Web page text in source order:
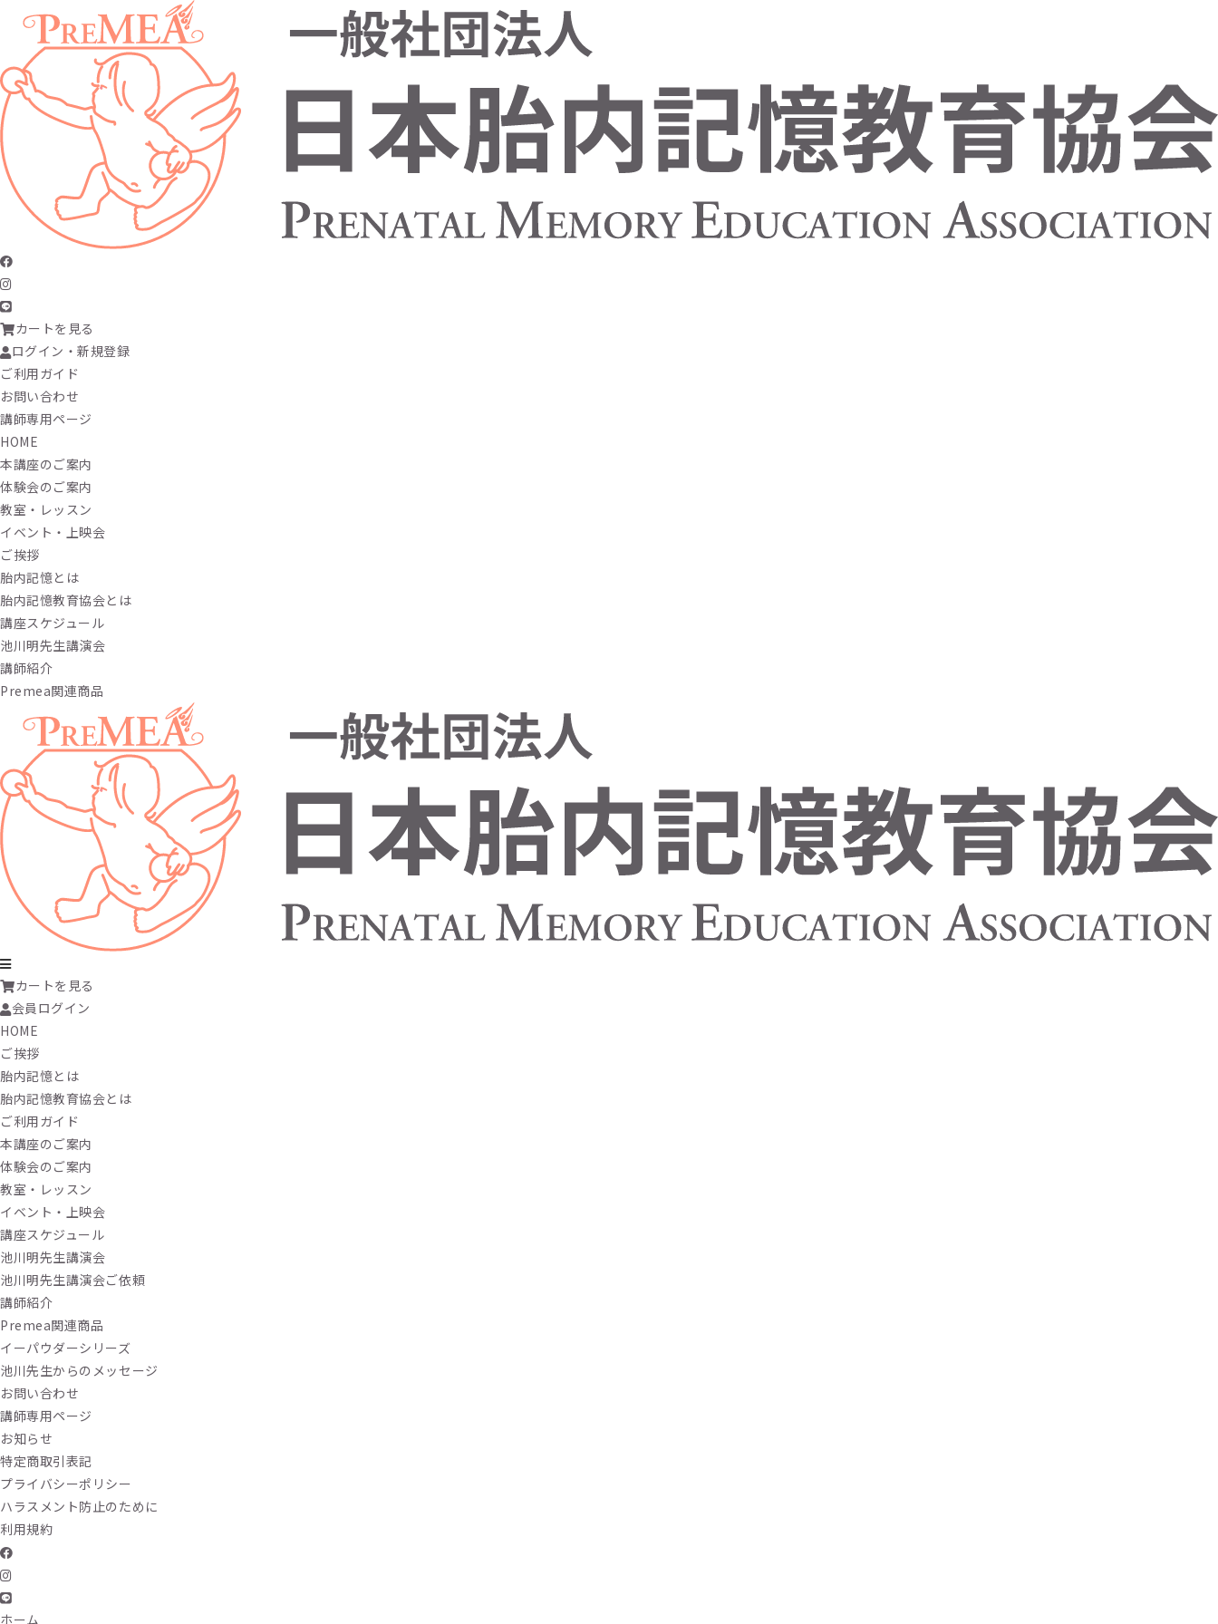
カートを見る
ログイン・新規登録
ご利用ガイド
お問い合わせ
講師専用ページ
HOME
本講座のご案内
体験会のご案内
教室・レッスン
イベント・上映会
ご挨拶
胎内記憶とは
胎内記憶教育協会とは
講座スケジュール
池川明先生講演会
講師紹介
Premea関連商品
カートを見る
会員ログイン
HOME
ご挨拶
胎内記憶とは
胎内記憶教育協会とは
ご利用ガイド
本講座のご案内
体験会のご案内
教室・レッスン
イベント・上映会
講座スケジュール
池川明先生講演会
池川明先生講演会ご依頼
講師紹介
Premea関連商品
イーパウダーシリーズ
池川先生からのメッセージ
お問い合わせ
講師専用ページ
お知らせ
特定商取引表記
プライバシーポリシー
ハラスメント防止のために
利用規約
ホーム